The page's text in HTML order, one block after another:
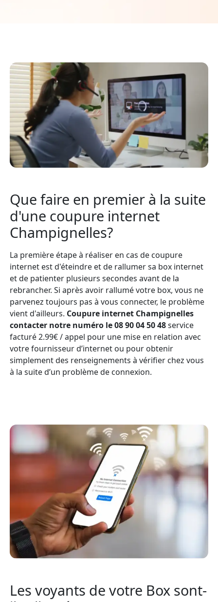
Que faire en premier à la suite
d'une coupure internet
Champignelles?
La première étape à réaliser en cas de coupure
internet est d'éteindre et de rallumer sa box internet
et de patienter plusieurs secondes avant de la
rebrancher. Si après avoir rallumé votre box, vous ne
parvenez toujours pas à vous connecter, le problème
vient d'ailleurs. Coupure internet Champignelles
contacter notre numéro le 08 90 04 50 48service
facturé 2.99€ / appel pour une mise en relation avec
votre fournisseur d’internet ou pour obtenir
simplement des renseignements à vérifier chez vous
à la suite d’un problème de connexion.
Les voyants de votre Box sont-